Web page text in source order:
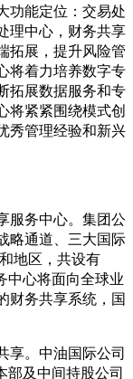
功能定位：交易处
理中心，财务共享
拓展，提升风险管
将着力培养数字专
拓展数据服务和专
将紧紧围绕模式创
秀管理经验和新兴
服务中心。集团公
略通道、三大国际
地区，共设有
中心将面向全球业
财务共享系统，国
享。中油国际公司
部及中间持股公司